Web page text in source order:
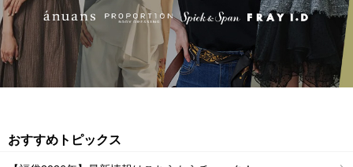
おすすめトピックス